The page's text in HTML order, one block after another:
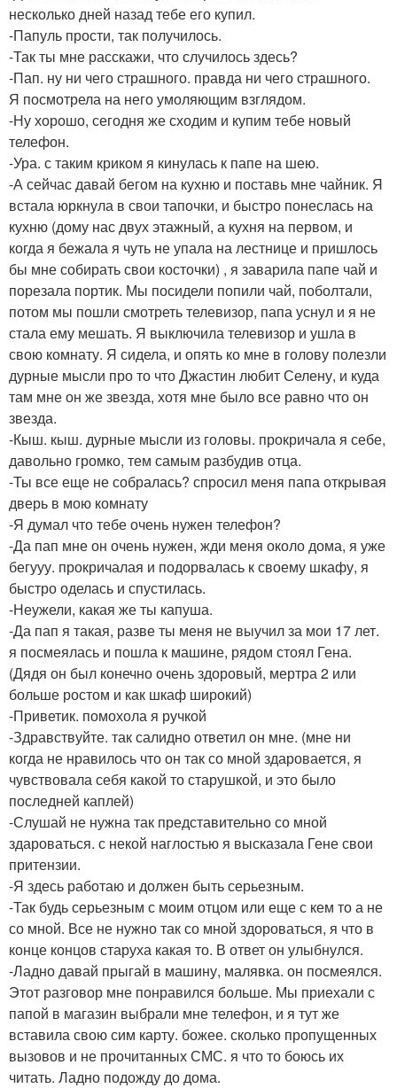
несколько дней назад тебе его купил.
-Папуль прости, так получилось.
-Так ты мне расскажи, что случилось здесь?
-Пап. ну ни чего страшного. правда ни чего страшного.
Я посмотрела на него умоляющим взглядом.
-Ну хорошо, сегодня же сходим и купим тебе новый
телефон.
-Ура. с таким криком я кинулась к папе на шею.
-А сейчас давай бегом на кухню и поставь мне чайник. Я
встала юркнула в свои тапочки, и быстро понеслась на
кухню (дому нас двух этажный, а кухня на первом, и
когда я бежала я чуть не упала на лестнице и пришлось
бы мне собирать свои косточки) , я заварила папе чай и
порезала портик. Мы посидели попили чай, поболтали,
потом мы пошли смотреть телевизор, папа уснул и я не
стала ему мешать. Я выключила телевизор и ушла в
свою комнату. Я сидела, и опять ко мне в голову полезли
дурные мысли про то что Джастин любит Селену, и куда
там мне он же звезда, хотя мне было все равно что он
звезда.
-Кыш. кыш. дурные мысли из головы. прокричала я себе,
давольно громко, тем самым разбудив отца.
-Ты все еще не собралась? спросил меня папа открывая
дверь в мою комнату
-Я думал что тебе очень нужен телефон?
-Да пап мне он очень нужен, жди меня около дома, я уже
бегууу. прокричалая и подорвалась к своему шкафу, я
быстро оделась и спустилась.
-Неужели, какая же ты капуша.
-Да пап я такая, разве ты меня не выучил за мои 17 лет.
я посмеялась и пошла к машине, рядом стоял Гена.
(Дядя он был конечно очень здоровый, мертра 2 или
больше ростом и как шкаф широкий)
-Приветик. помохола я ручкой
-Здравствуйте. так салидно ответил он мне. (мне ни
когда не нравилось что он так со мной здаровается, я
чувствовала себя какой то старушкой, и это было
последней каплей)
-Слушай не нужна так представительно со мной
здароваться. с некой наглостью я высказала Гене свои
притензии.
-Я здесь работаю и должен быть серьезным.
-Так будь серьезным с моим отцом или еще с кем то а не
со мной. Все не нужно так со мной здороваться, я что в
конце концов старуха какая то. В ответ он улыбнулся.
-Ладно давай прыгай в машину, малявка. он посмеялся.
Этот разговор мне понравился больше. Мы приехали с
папой в магазин выбрали мне телефон, и я тут же
вставила свою сим карту. божее. сколько пропущенных
вызовов и не прочитанных СМС. я что то боюсь их
читать. Ладно подожду до дома.